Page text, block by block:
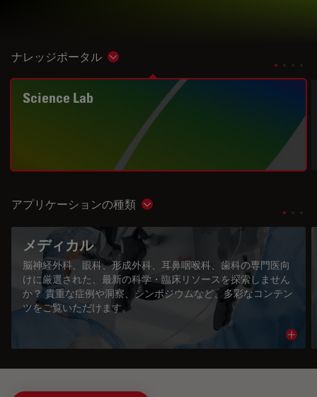
ナレッジポータル Show subnavigation
Science Lab
アプリケーションの種類 Show subnavigation
メディカル
脳神経外科、眼科、形成外科、耳鼻咽喉科、歯科の専門医向
けに厳選された、最新の科学・臨床リソースを探索しません
か？ 貴重な症例や洞察、シンポジウムなど、多彩なコンテン
ツをご覧いただけます。